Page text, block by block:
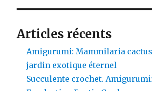
Articles récents
Amigurumi: Mammilaria
jardin exotique éternel
Succulente crochet.